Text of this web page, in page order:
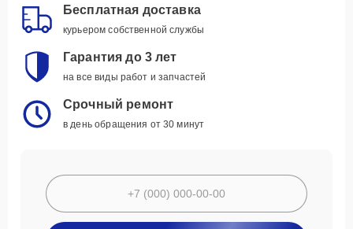
Бесплатная доставка
курьером собственной службы
Гарантия до 3 лет
на все виды работ и запчастей
Срочный ремонт
в день обращения от 30 минут